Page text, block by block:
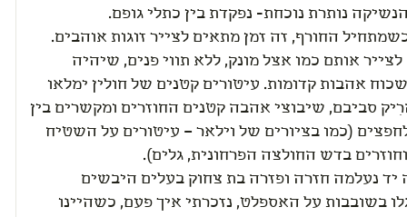
נותרת נוכחת- נפקדת בין כתלי גופם.
החורף, זה זמן מתאים לצייר זוגות אוהבים.
אותם כמו אצל מונק, ללא תווי פנים, שיהיה
אהבות קדומות. עיטורים קטנים של חולין ימלאו
סביבם, שיבוצי אהבה קטנים החוזרים ומקשרים בין
(כמו בציורים של וילאר – עיטורים על השטיח
בדש החולצה הפרחונית, גלים).
נעלמה חזרה ופזרה בת צחוק בעלים היבשים
שהתגלגלו בשובבות על האספלט, נזכרתי איך פעם, כשהיינו